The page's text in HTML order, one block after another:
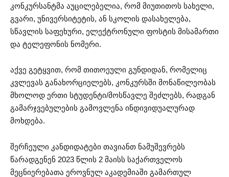
კონკურსანტმა აუცილებელია, რომ მიუთითოს სახელი,
გვარი, უნივერსიტეტის, ან სკოლის დასახელება,
სწავლის საფეხური, ელექტრონული ფოსტის მისამართი
და ტელეფონის ნომერი.
აქვე გეტყვით, რომ თითოეული გუნდიდან, რომელიც
კვლევას განახორციელებს, კონკურსში მონაწილეობას
მხოლოდ ერთი სტუდენტი/მოსწავლე შეძლებს, რადგან
გამარჯვებულების გამოვლენა ინდივიდუალურად
მოხდება.
შერჩეული კანდიდატები თავიანთ ნამუშევრებს
წარადგენენ 2023 წლის 2 მაისს საქართველოს
მეცნიერებათა ეროვნულ აკადემიაში გამართულ